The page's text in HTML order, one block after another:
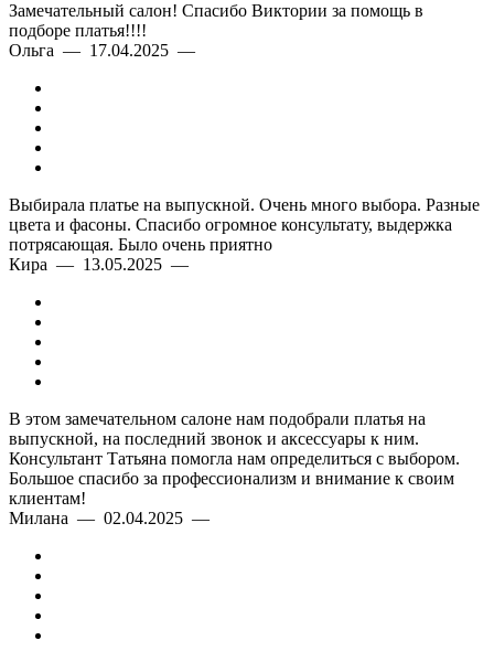
Замечательный салон! Спасибо Виктории за помощь в
подборе платья!!!!
Ольга — 17.04.2025 —
Выбирала платье на выпускной. Очень много выбора. Разные
цвета и фасоны. Спасибо огромное консультату, выдержка
потрясающая. Было очень приятно
Кира — 13.05.2025 —
В этом замечательном салоне нам подобрали платья на
выпускной, на последний звонок и аксессуары к ним.
Консультант Татьяна помогла нам определиться с выбором.
Большое спасибо за профессионализм и внимание к своим
клиентам!
Милана — 02.04.2025 —